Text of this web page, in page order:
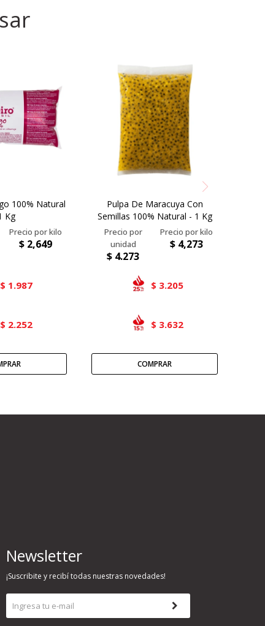
100% Natural
Kg
$ 2,649
$ 1.987
$ 2.252
Pulpa De Maracuya Con
Semillas 100% Natural - 1 Kg
$ 4.273
$ 4,273
$ 3.205
$ 3.632
Newsletter
¡Suscribite y recibí todas nuestras novedades!